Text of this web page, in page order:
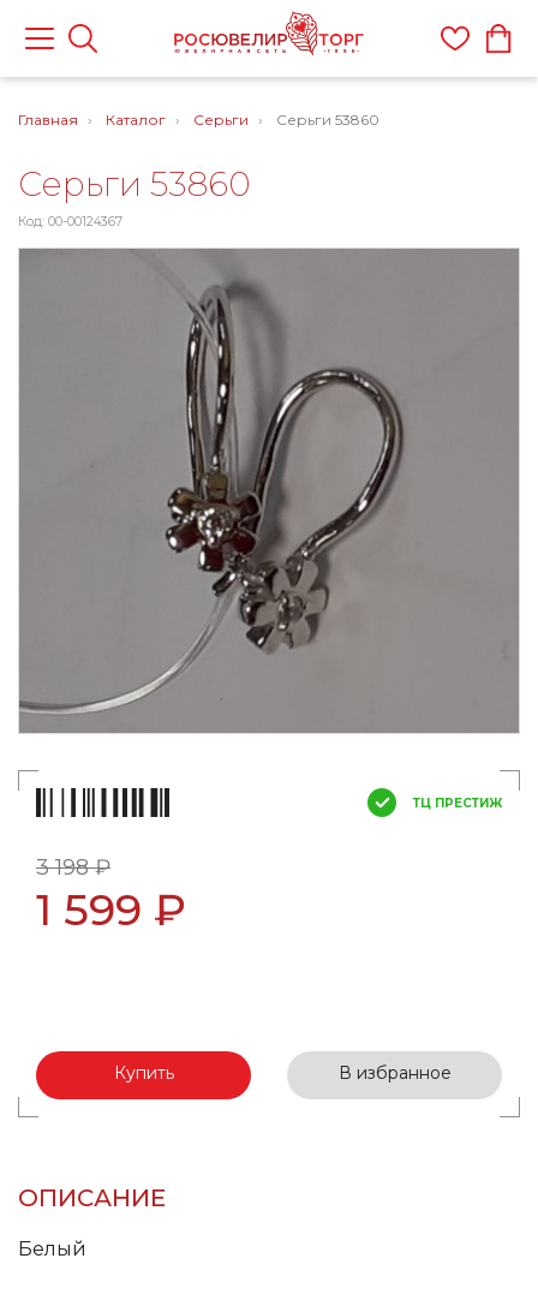
Главная Каталог Серьги Серьги 53860
Серьги 53860
Код: 00-00124367
ТЦ ПРЕСТИЖ
3 198 ₽
1 599 ₽
Купить В избранное
ОПИСАНИЕ
Белый